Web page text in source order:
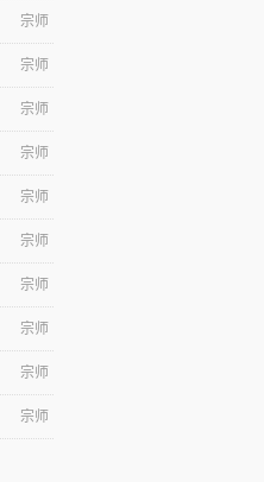
宗师
宗师
宗师
宗师
宗师
宗师
宗师
宗师
宗师
宗师